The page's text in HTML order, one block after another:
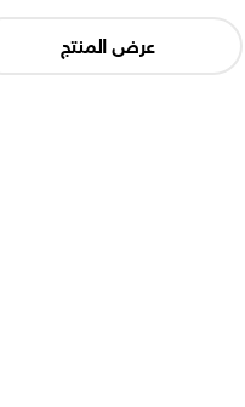
عرض المنتج